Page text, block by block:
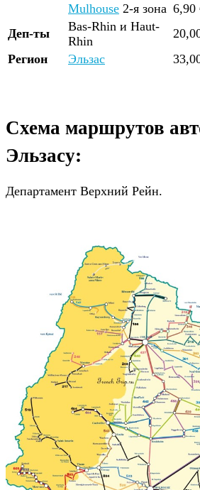
Mulhouse 2-я зона 6,90
Деп-ты
Bas-Rhin и Haut-
Rhin
Регион
Эльзас
Схема маршрутов
Эльзасу:
Департамент Верхний Рейн.